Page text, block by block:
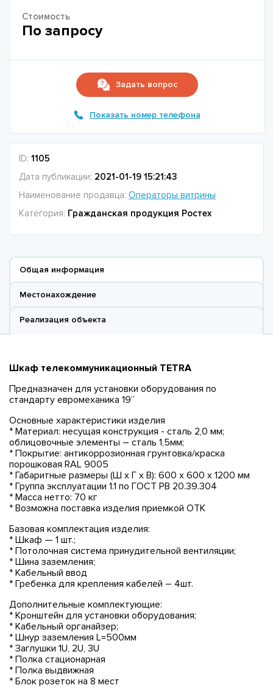
Стоимость
По запросу
Задать вопрос
Показать номер телефона
ID: 1105
Дата публикации: 2021-01-19 15:21:43
Наименование продавца: Операторы витрины
Категория: Гражданская продукция Ростех
Общая информация
Местонахождение
Реализация объекта
Шкаф телекоммуникационный TETRA
Предназначен для установки оборудования по
стандарту евромеханика 19”
Основные характеристики изделия
* Материал: несущая конструкция - сталь 2,0 мм;
облицовочные элементы – сталь 1,5мм;
* Покрытие: антикоррозионная грунтовка/краска
порошковая RAL 9005
* Габаритные размеры (Ш х Г х В): 600 х 600 х 1200 мм
* Группа эксплуатации 1.1 по ГОСТ РВ 20.39.304
* Масса нетто: 70 кг
* Возможна поставка изделия приемкой ОТК
Базовая комплектация изделия:
* Шкаф — 1 шт.;
* Потолочная система принудительной вентиляции;
* Шина заземления;
* Кабельный ввод
* Гребенка для крепления кабелей – 4шт.
Дополнительные комплектующие:
* Кронштейн для установки оборудования;
* Кабельный органайзер;
* Шнур заземления L=500мм
* Заглушки 1U, 2U, 3U
* Полка стационарная
* Полка выдвижная
* Блок розеток на 8 мест